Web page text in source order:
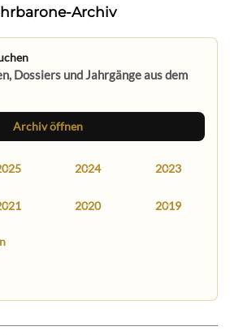
Archiv
Dossiers und Jahrgänge aus dem
Archiv öffnen
2024 2023
2020 2019